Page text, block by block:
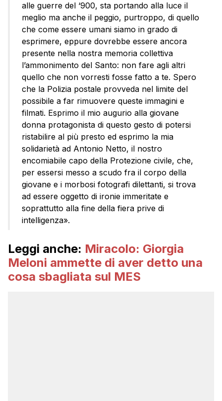
alle guerre del ‘900, sta portando alla luce il
meglio ma anche il peggio, purtroppo, di quello
che come essere umani siamo in grado di
esprimere, eppure dovrebbe essere ancora
presente nella nostra memoria collettiva
l’ammonimento del Santo: non fare agli altri
quello che non vorresti fosse fatto a te. Spero
che la Polizia postale provveda nel limite del
possibile a far rimuovere queste immagini e
filmati. Esprimo il mio augurio alla giovane
donna protagonista di questo gesto di potersi
ristabilire al più presto ed esprimo la mia
solidarietà ad Antonio Netto, il nostro
encomiabile capo della Protezione civile, che,
per essersi messo a scudo fra il corpo della
giovane e i morbosi fotografi dilettanti, si trova
ad essere oggetto di ironie immeritate e
soprattutto alla fine della fiera prive di
intelligenza».
Leggi anche: Miracolo: Giorgia
Meloni ammette di aver detto una
cosa sbagliata sul MES